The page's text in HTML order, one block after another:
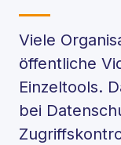
Viele
öffentliche
Einzeltools.
bei